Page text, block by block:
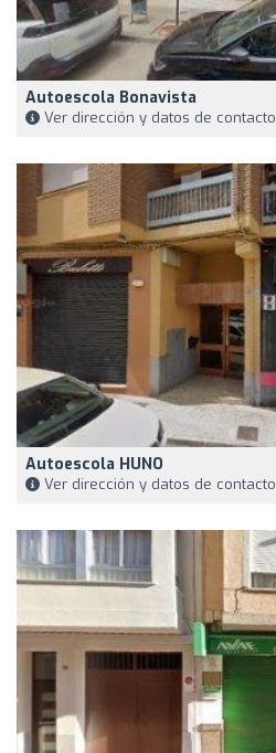
Autoescola Bonavista
Ver dirección y datos de contacto
Autoescola HUNO
Ver dirección y datos de contacto